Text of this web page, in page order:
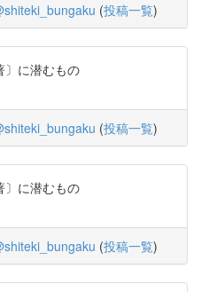
(投稿一覧)
〕に潜むもの
(投稿一覧)
〕に潜むもの
(投稿一覧)